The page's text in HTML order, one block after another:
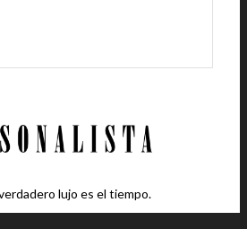
lujo es el tiempo.